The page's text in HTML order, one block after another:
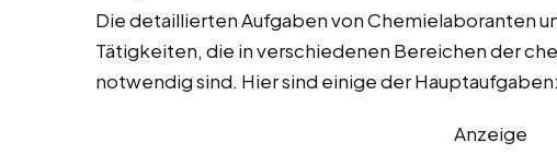
Die detaillierten Aufgaben von Chemielaboranten
Tätigkeiten, die in verschiedenen Bereichen der
notwendig sind. Hier sind einige der Hauptaufgaben:
Anzeige